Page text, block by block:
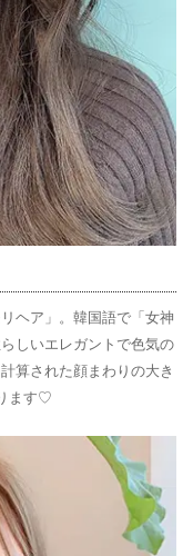
ヘア」。韓国語で「女神
しいエレガントで色気の
算された顔まわりの大き
ます♡